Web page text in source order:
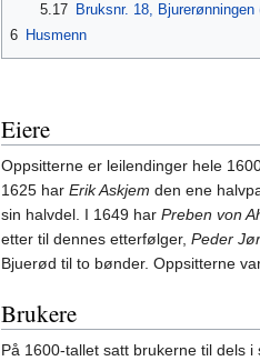
5.17
Bruksnr. 18,
6 Husmenn
Eiere
Oppsitterne er leilendinger hele
1625 har Erik Askjem den ene
sin halvdel. I 1649 har Preben von
etter til dennes etterfølger, Peder
Bjuerød til to bønder. Oppsitterne
Brukere
På 1600-tallet satt brukerne til dels